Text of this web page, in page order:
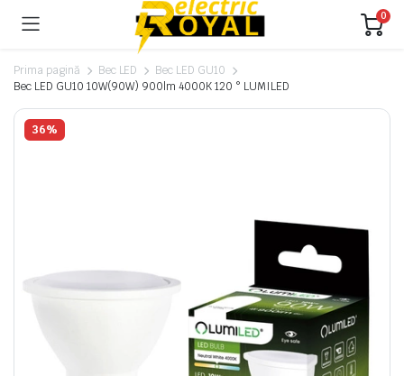
0
Prima pagină Bec LED
Bec LED GU10
Bec LED GU10 10W(90W) 900lm 4000K 120 ° LUMILED
36%